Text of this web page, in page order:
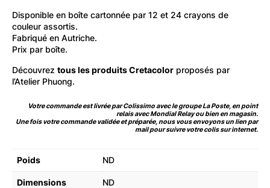
Disponible en boîte cartonnée par 12 et 24 crayons de
couleur assortis.
Fabriqué en Autriche.
Prix par boîte.
Découvrez tous les produits Cretacolor proposés par
l’Atelier Phuong.
Votre commande est livrée par Colissimo avec le groupe La Poste, en point
relais avec Mondial Relay ou bien en magasin.
Une fois votre commande validée et préparée, nous vous envoyons un lien par
mail pour suivre votre colis sur internet.
Poids ND
Dimensions ND